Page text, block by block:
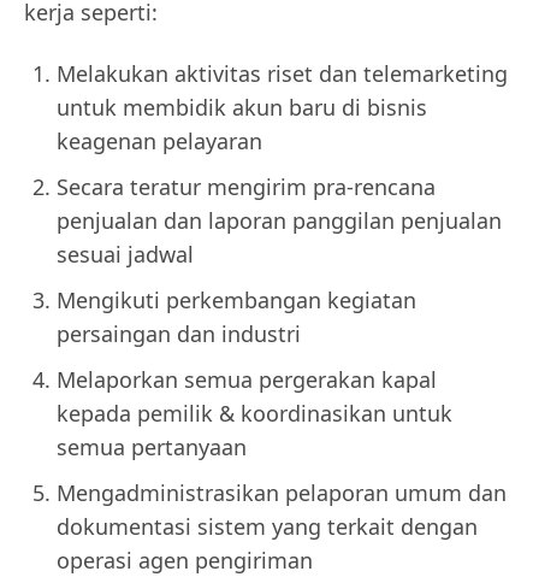
kerja seperti:
Melakukan aktivitas riset dan telemarketing
untuk membidik akun baru di bisnis
keagenan pelayaran
Secara teratur mengirim pra-rencana
penjualan dan laporan panggilan penjualan
sesuai jadwal
Mengikuti perkembangan kegiatan
persaingan dan industri
Melaporkan semua pergerakan kapal
kepada pemilik & koordinasikan untuk
semua pertanyaan
Mengadministrasikan pelaporan umum dan
dokumentasi sistem yang terkait dengan
operasi agen pengiriman